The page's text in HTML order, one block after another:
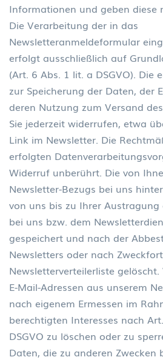
Informationen und geben diese
Die Verarbeitung der in das
Newsletteranmeldeformular
erfolgt ausschließlich auf
(Art. 6 Abs. 1 lit. a DSGVO). Die
zur Speicherung der Daten, der
deren Nutzung zum Versand
Sie jederzeit widerrufen, etwa
Link im Newsletter. Die
erfolgten
Widerruf unberührt. Die von
Newsletter-Bezugs bei uns
von uns bis zu Ihrer
bei uns bzw. dem
gespeichert und nach der
Newsletters oder nach
Newsletterverteilerliste
E-Mail-Adressen aus unserem
nach eigenem Ermessen im
berechtigten Interesses nach
DSGVO zu löschen oder zu
Daten, die zu anderen Zwecken